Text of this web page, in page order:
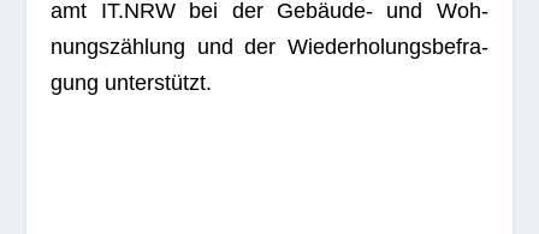
amt IT.NRW bei der Gebäude- und Woh­
nungs­zäh­lung und der Wie­der­ho­lungs­be­fra­
gung unterstützt.